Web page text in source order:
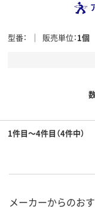
型番 販売単位 1個
1件目～4件目（4件中）
メーカーからのお